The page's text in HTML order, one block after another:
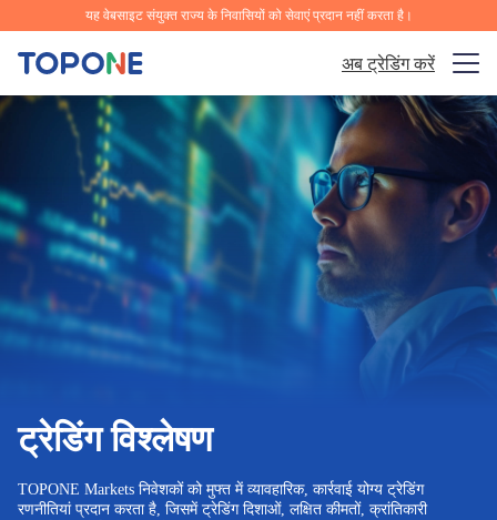
यह वेबसाइट संयुक्त राज्य के निवासियों को सेवाएं प्रदान नहीं करता है।
अब ट्रेडिंग करें
ट्रेडिंग बाजार
समुदाय
विश्लेषण और सीखना
कंपनी
ऐप को मुफ्त डाउनलोड करें।
ट्रेडिंग विश्लेषण
TOPONE Markets निवेशकों को मुफ्त में व्यावहारिक, कार्रवाई योग्य ट्रेडिंग
रणनीतियां प्रदान करता है, जिसमें ट्रेडिंग दिशाओं, लक्षित कीमतों, क्रांतिकारी